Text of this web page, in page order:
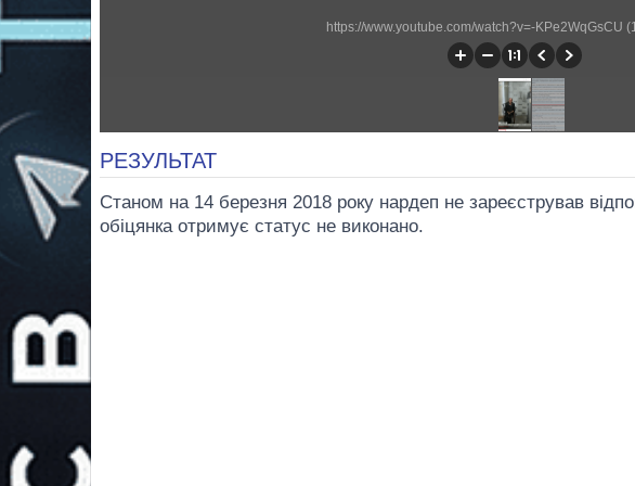
https://www.youtube.com/watch?v=-KPe2WqGsCU
РЕЗУЛЬТАТ
Станом на 14 березня 2018 року нардеп не зареєстрував
обіцянка отримує статус не виконано.